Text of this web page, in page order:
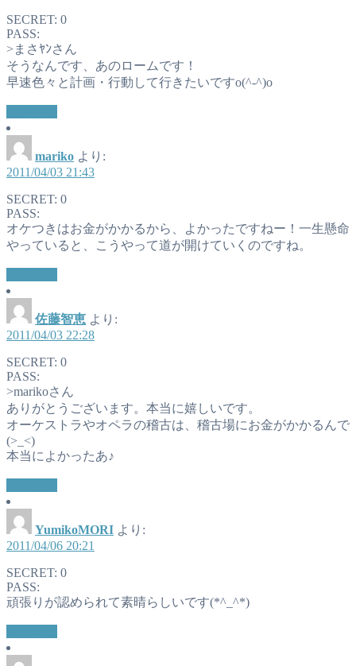
SECRET: 0
PASS:
>まさﾔﾝさん
そうなんです、あのロームです！
早速色々と計画・行動して行きたいですo(^-^)o
mariko より:
2011/04/03 21:43
SECRET: 0
PASS:
オケつきはお金がかかるから、よかったですねー！一生懸命
やっていると、こうやって道が開けていくのですね。
佐藤智恵 より:
2011/04/03 22:28
SECRET: 0
PASS:
>marikoさん
ありがとうございます。本当に嬉しいです。
オーケストラやオペラの稽古は、稽古場にお金がかかるんで
(>_<)
本当によかったあ♪
YumikoMORI より:
2011/04/06 20:21
SECRET: 0
PASS:
頑張りが認められて素晴らしいです(*^_^*)